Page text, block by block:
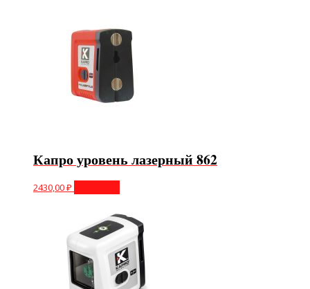
Капро уровень лазерный 862
2430,00₽